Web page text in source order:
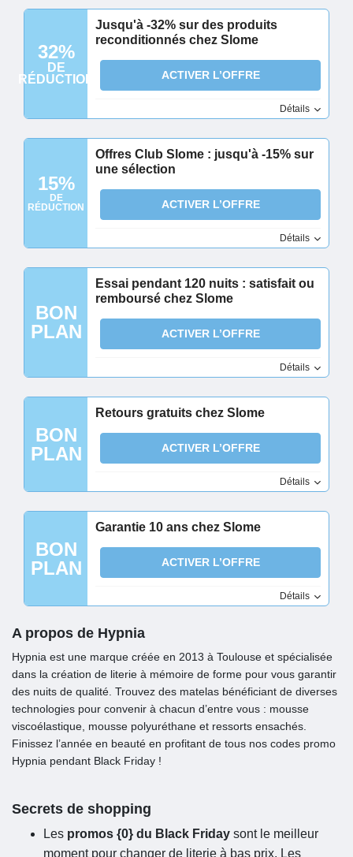
32%
DE
RÉDUCTION
Jusqu'à -32% sur des produits
reconditionnés chez Slome
ACTIVER L’OFFRE
Détails
15%
DE
RÉDUCTION
Offres Club Slome : jusqu'à -15% sur
une sélection
ACTIVER L’OFFRE
Détails
BON
PLAN
Essai pendant 120 nuits : satisfait ou
remboursé chez Slome
ACTIVER L’OFFRE
Détails
BON
PLAN
Retours gratuits chez Slome
ACTIVER L’OFFRE
Détails
BON
PLAN
Garantie 10 ans chez Slome
ACTIVER L’OFFRE
Détails
A propos de Hypnia
Hypnia est une marque créée en 2013 à Toulouse et spécialisée
dans la création de literie à mémoire de forme pour vous garantir
des nuits de qualité. Trouvez des matelas bénéficiant de diverses
technologies pour convenir à chacun d’entre vous : mousse
viscoélastique, mousse polyuréthane et ressorts ensachés.
Finissez l’année en beauté en profitant de tous nos codes promo
Hypnia pendant Black Friday !
Secrets de shopping
Les promos {0} du Black Friday sont le meilleur
moment pour changer de literie à bas prix. Les